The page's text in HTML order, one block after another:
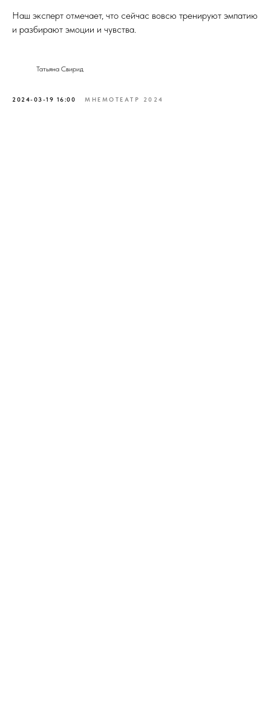
Наш эксперт отмечает, что сейчас вовсю тренируют эмпатию
и разбирают эмоции и чувства.
Татьяна Свирид
2024-03-19 16:00 МНЕМОТЕАТР 2024